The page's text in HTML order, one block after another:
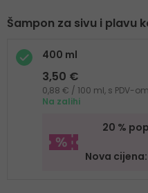
Šampon za sivu i plavu
400 ml
3,50 €
0,88 € / 100 ml, s PDV-om
Na zalihi
20 %
Nova cijena: